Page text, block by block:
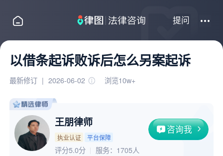
提问
以借条起诉败诉后怎么另案起诉
最新修订 | 2026-06-02 浏览10w+
王朋律师
执业认证 平台保障
咨询我
评分5.0分 服务： 1705人